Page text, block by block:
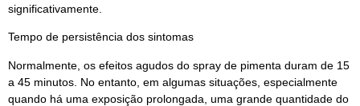
significativamente.
Tempo de persistência dos sintomas
Normalmente, os efeitos agudos do spray de pimenta duram de 15
a 45 minutos. No entanto, em algumas situações, especialmente
quando há uma exposição prolongada, uma grande quantidade do